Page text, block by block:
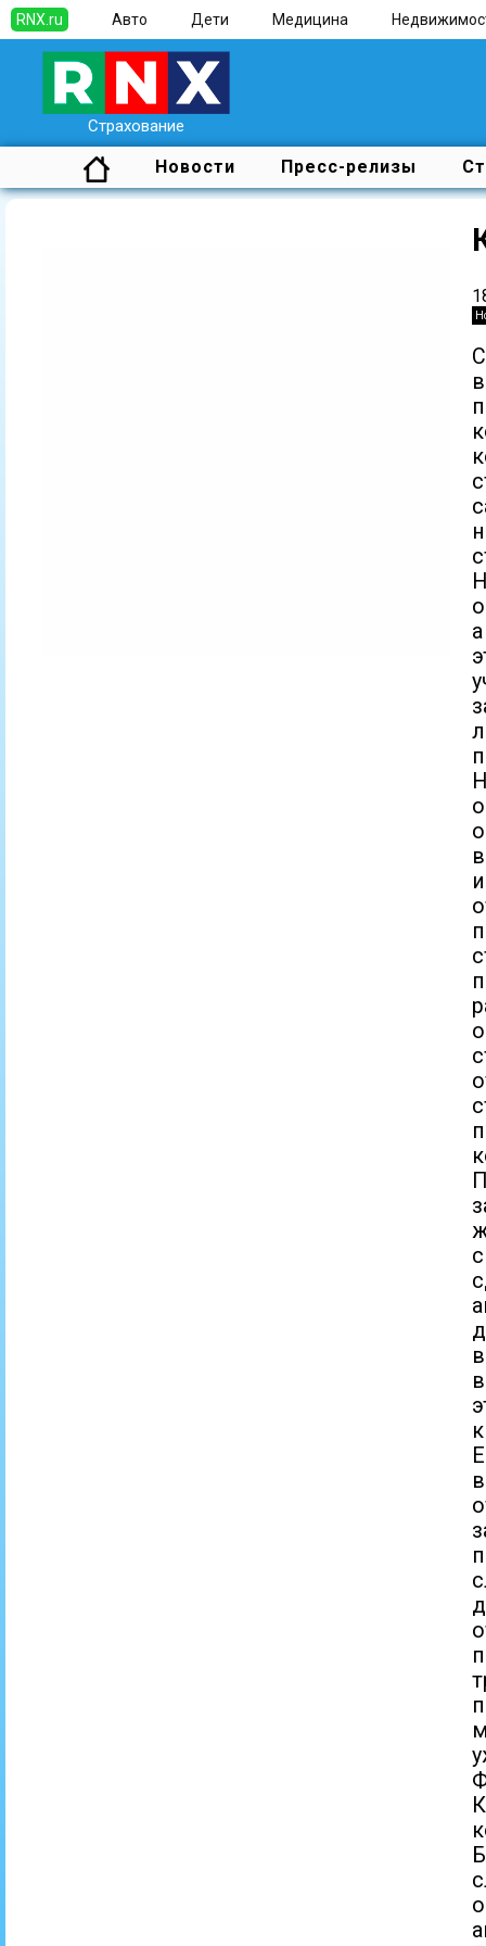
RNX.ru Авто Дети Медицина
Страхование
Новости Пресс-релизы